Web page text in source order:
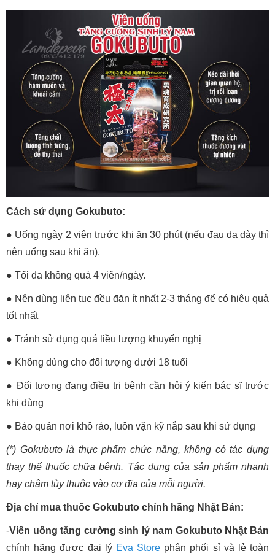
Cách sử dụng Gokubuto:
● Uống ngày 2 viên trước khi ăn 30 phút (nếu đau dạ dày thì
nên uống sau khi ăn).
● Tối đa không quá 4 viên/ngày.
● Nên dùng liên tục đều đặn ít nhất 2-3 tháng để có hiệu quả
tốt nhất
● Tránh sử dụng quá liều lượng khuyến nghị
● Không dùng cho đối tượng dưới 18 tuổi
● Đối tượng đang điều trị bệnh cần hỏi ý kiến bác sĩ trước
khi dùng
● Bảo quản nơi khô ráo, luôn vặn kỹ nắp sau khi sử dụng
(*) Gokubuto là thực phẩm chức năng, không có tác dụng
thay thế thuốc chữa bệnh. Tác dụng của sản phẩm nhanh
hay chậm tùy thuộc vào cơ địa của mỗi người.
Địa chỉ mua thuốc Gokubuto chính hãng Nhật Bản:
-Viên uống tăng cường sinh lý nam Gokubuto Nhật Bản
chính hãng được đại lý Eva Store phân phối sỉ và lẻ toàn